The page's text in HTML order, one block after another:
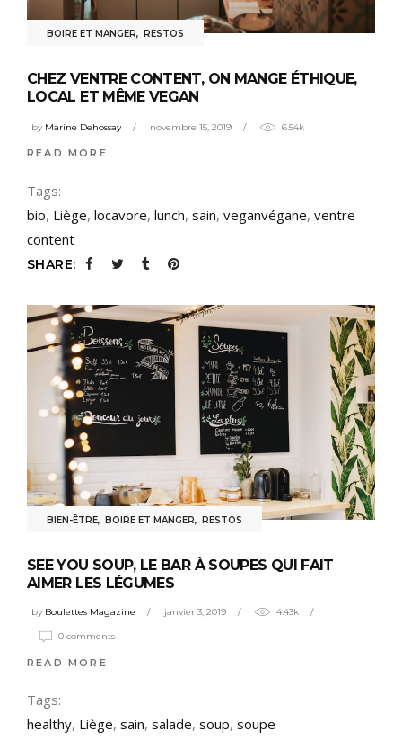
BOIRE ET MANGER, RESTOS
CHEZ VENTRE CONTENT, ON MANGE ÉTHIQUE,
LOCAL ET MÊME VEGAN
by Marine Dehossay novembre 15, 2019 6.54k
READ MORE
Tags:
bio, Liège, locavore, lunch, sain, veganvégane, ventre
content
SHARE:
BIEN-ÊTRE, BOIRE ET MANGER, RESTOS
SEE YOU SOUP, LE BAR À SOUPES QUI FAIT
AIMER LES LÉGUMES
by Boulettes Magazine janvier 3, 2019 4.43k
0 comments
READ MORE
Tags:
healthy, Liège, sain, salade, soup, soupe